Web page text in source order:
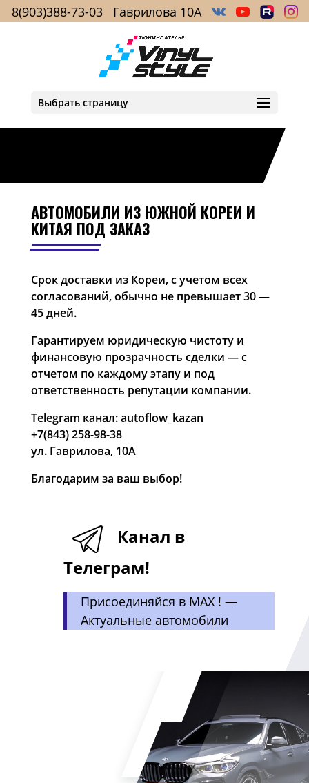
Выбрать страницу
АВТОМОБИЛИ ИЗ ЮЖНОЙ КОРЕИ И
КИТАЯ ПОД ЗАКАЗ
Срок доставки из Кореи, с учетом всех
согласований, обычно не превышает 30 —
45 дней.
Гарантируем юридическую чистоту и
финансовую прозрачность сделки — с
отчетом по каждому этапу и под
ответственность репутации компании.
Telegram канал:autoflow_kazan
+7(843) 258-98-38
ул. Гаврилова, 10А
Благодарим за ваш выбор!
Канал в
Телеграм!
Присоединяйся в MAX ! —
Актуальные автомобили
8(903)388-73-03 Гаврилова 10А